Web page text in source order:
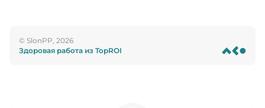
© SlonPP, 2026
Здоровая работа из TopROI